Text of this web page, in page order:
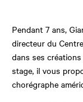
Pendant 7 ans,
directeur du
dans ses
stage, il vous
chorégraphe